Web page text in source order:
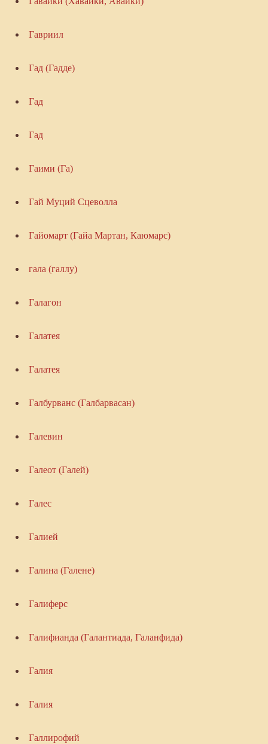
Гавриил
Гад (Гадде)
Гад
Гад
Гаими (Га)
Гай Муций Сцеволла
Гайомарт (Гайа Мартан, Каюмарс)
гала (галлу)
Галагон
Галатея
Галатея
Галбурванс (Галбарвасан)
Галевин
Галеот (Галей)
Галес
Галией
Галина (Галене)
Галиферс
Галифианда (Галантиада, Галанфида)
Галия
Галия
Галлирофий